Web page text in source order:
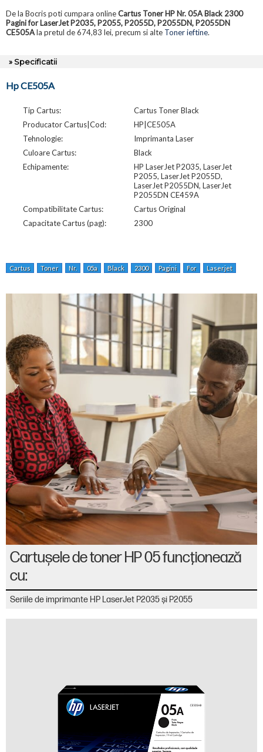
De la Bocris poti cumpara onlineCartus Toner HP Nr. 05A Black 2300
Pagini for LaserJet P2035, P2055, P2055D, P2055DN, P2055DN
CE505Ala pretul de 674,83 lei, precum si alte Toner ieftine.
» Specificatii
Hp CE505A
Tip Cartus:
Cartus Toner Black
Producator Cartus|Cod:
HP|CE505A
Tehnologie:
Imprimanta Laser
Culoare Cartus:
Black
Echipamente:
HP LaserJet P2035, LaserJet
P2055, LaserJet P2055D,
LaserJet P2055DN, LaserJet
P2055DN CE459A
Compatibilitate Cartus:
Cartus Original
Capacitate Cartus (pag):
2300
Cartus Toner Nr. 05a Black 2300 Pagini For Laserjet
Cartuşele de toner HP 05 funcţionează
cu:
Seriile de imprimante HP LaserJet P2035 şi P2055